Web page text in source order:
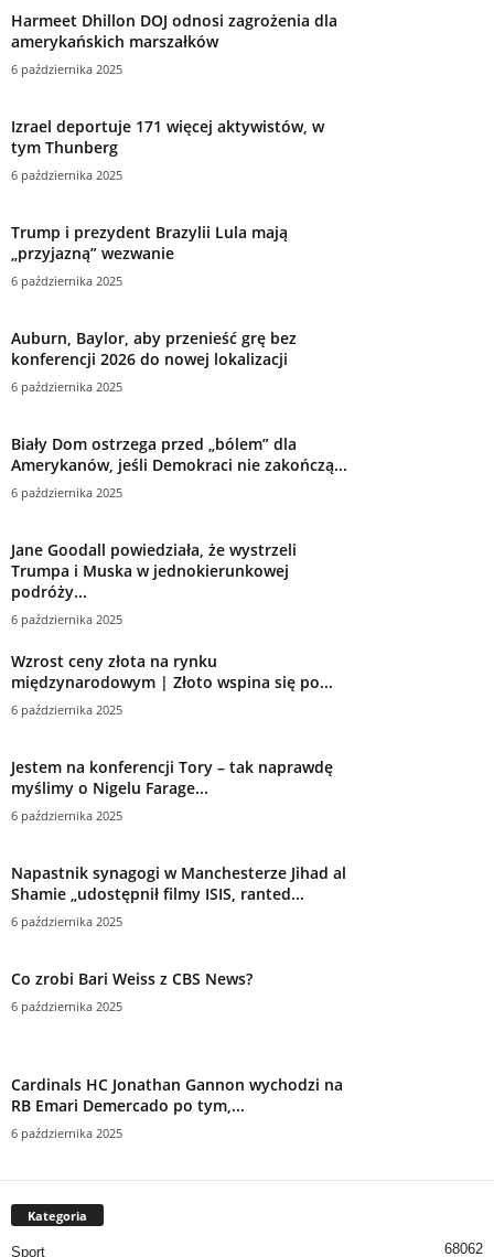
Harmeet Dhillon DOJ odnosi zagrożenia dla
amerykańskich marszałków
6 października 2025
Izrael deportuje 171 więcej aktywistów, w
tym Thunberg
6 października 2025
Trump i prezydent Brazylii Lula mają
„przyjazną” wezwanie
6 października 2025
Auburn, Baylor, aby przenieść grę bez
konferencji 2026 do nowej lokalizacji
6 października 2025
Biały Dom ostrzega przed „bólem” dla
Amerykanów, jeśli Demokraci nie zakończą...
6 października 2025
Jane Goodall powiedziała, że ​​wystrzeli
Trumpa i Muska w jednokierunkowej
podróży...
6 października 2025
Wzrost ceny złota na rynku
międzynarodowym | Złoto wspina się po...
6 października 2025
Jestem na konferencji Tory – tak naprawdę
myślimy o Nigelu Farage...
6 października 2025
Napastnik synagogi w Manchesterze Jihad al
Shamie „udostępnił filmy ISIS, ranted...
6 października 2025
Co zrobi Bari Weiss z CBS News?
6 października 2025
Cardinals HC Jonathan Gannon wychodzi na
RB Emari Demercado po tym,...
6 października 2025
Kategoria
Sport 68062